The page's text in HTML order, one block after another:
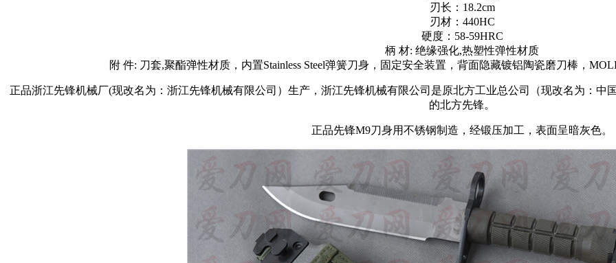
刃长：18.2cm
刃材：440HC
硬度：58-59HRC
柄 材: 绝缘强化,热塑性弹性材质
附 件: 刀套,聚酯弹性材质，内置Stainless Steel弹簧刀身，固定安全装置，背面隐藏镀铝陶瓷磨刀棒，
正品浙江先锋机械厂(现改名为：浙江先锋机械有限公司）生产，浙江先锋机械有限公司是原北方工业总公司（现改名为：
的北方先锋。
正品先锋M9刀身用不锈钢制造，经锻压加工，表面呈暗灰色。